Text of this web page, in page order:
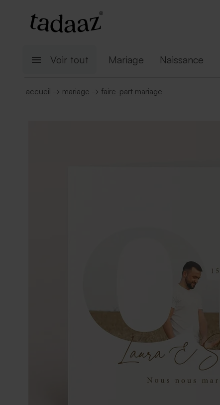
Voir tout Mariage Naissance
accueil → mariage → faire-part mariage